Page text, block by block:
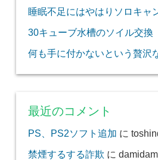
睡眠不足にはやはりソロキャ
30キューブ水槽のソイル交換
何も手に付かないという贅沢
最近のコメント
PS、PS2ソフト追加 に
禁煙するする詐欺 に